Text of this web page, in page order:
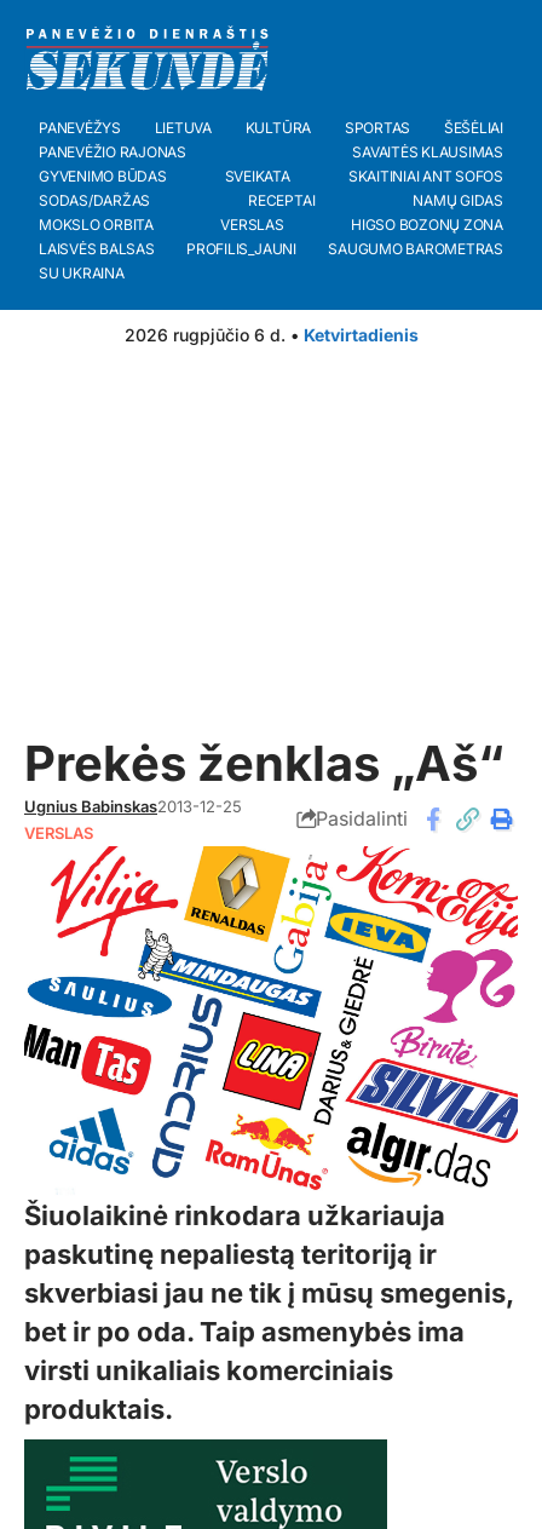
PANEVĖŽYS LIETUVA KULTŪRA SPORTAS
ŠEŠĖLIAI
PANEVĖŽIO RAJONAS
SAVAITĖS KLAUSIMAS
GYVENIMO BŪDAS
SVEIKATA
SKAITINIAI ANT SOFOS
SODAS/DARŽAS
RECEPTAI
NAMŲ GIDAS
MOKSLO ORBITA
VERSLAS
HIGSO BOZONŲ ZONA
LAISVĖS BALSAS
PROFILIS_JAUNI
SAUGUMO BAROMETRAS
SU UKRAINA
2026 rugpjūčio 6 d. • Ketvirtadienis
Prekės ženklas „Aš“
Ugnius Babinskas2013-12-25
VERSLAS
Pasidalinti
Šiuolaikinė rinkodara užkariauja
paskutinę nepaliestą teritoriją ir
skverbiasi jau ne tik į mūsų smegenis,
bet ir po oda. Taip asmenybės ima
virsti unikaliais komerciniais
produktais.